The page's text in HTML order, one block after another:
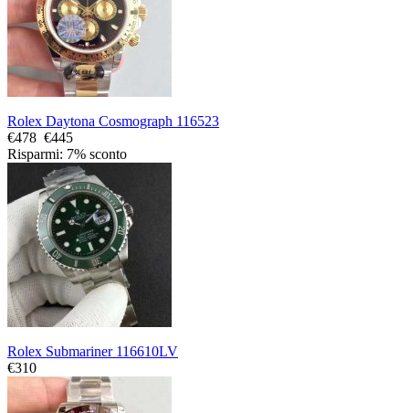
Rolex Daytona Cosmograph 116523
€478 €445
Risparmi: 7% sconto
Rolex Submariner 116610LV
€310